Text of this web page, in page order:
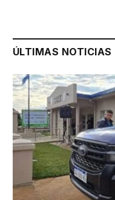
ÚLTIMAS NOTICIAS